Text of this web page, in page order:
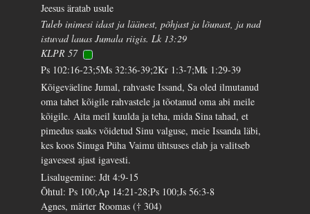
Jeesus äratab usule
Tuleb inimesi idast ja läänest, põhjast ja lõunast, ja nad
istuvad lauas Jumala riigis. Lk 13:29
KLPR 57
Ps 102:16-23;5Ms 32:36-39;2Kr 1:3-7;Mk 1:29-39
Kõigeväeline Jumal, rahvaste Issand, Sa oled ilmutanud
oma tahet kõigile rahvastele ja tõotanud oma abi meile
kõigile. Aita meil kuulda ja teha, mida Sina tahad, et
pimedus saaks võidetud Sinu valguse, meie Issanda läbi,
kes koos Sinuga Püha Vaimu ühtsuses elab ja valitseb
igavesest ajast igavesti.
Lisalugemine: Jdt 4:9-15
Õhtul: Ps 100;Ap 14:21-28;Ps 100;Js 56:3-8
Agnes, märter Roomas († 304)